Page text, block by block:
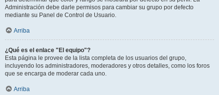
Administración debe darle permisos para cambiar su grupo por defecto
mediante su Panel de Control de Usuario.
Arriba
¿Qué es el enlace "El equipo"?
Esta página le provee de la lista completa de los usuarios del grupo,
incluyendo los administradores, moderadores y otros detalles, como los foros
que se encarga de moderar cada uno.
Arriba